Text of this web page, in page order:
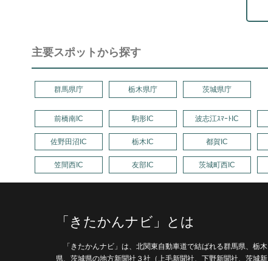
主要スポットから探す
群馬県庁 栃木県庁 茨城県庁
前橋南IC 駒形IC 波志江ｽﾏｰﾄIC
佐野田沼IC 栃木IC 都賀IC
笠間西IC 友部IC 茨城町西IC
「きたかんナビ」とは
「きたかんナビ」は、北関東自動車道で結ばれる群馬県、栃木
県、茨城県の地方新聞社３社（上毛新聞社、下野新聞社、茨城新